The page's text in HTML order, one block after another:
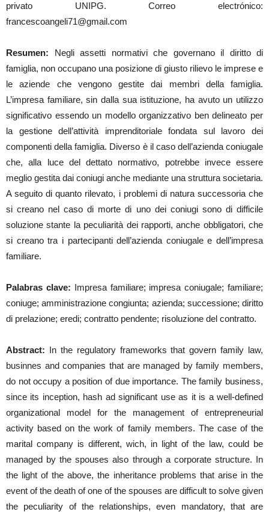
privato UNIPG. Correo electrónico:
francescoangeli71@gmail.com
Resumen: Negli assetti normativi che governano il diritto di
famiglia, non occupano una posizione di giusto rilievo le imprese e
le aziende che vengono gestite dai membri della famiglia.
L’impresa familiare, sin dalla sua istituzione, ha avuto un utilizzo
significativo essendo un modello organizzativo ben delineato per
la gestione dell’attività imprenditoriale fondata sul lavoro dei
componenti della famiglia. Diverso è il caso dell’azienda coniugale
che, alla luce del dettato normativo, potrebbe invece essere
meglio gestita dai coniugi anche mediante una struttura societaria.
A seguito di quanto rilevato, i problemi di natura successoria che
si creano nel caso di morte di uno dei coniugi sono di difficile
soluzione stante la peculiarità dei rapporti, anche obbligatori, che
si creano tra i partecipanti dell’azienda coniugale e dell’impresa
familiare.
Palabras clave: Impresa familiare; impresa coniugale; familiare;
coniuge; amministrazione congiunta; azienda; successione; diritto
di prelazione; eredi; contratto pendente; risoluzione del contratto.
Abstract: In the regulatory frameworks that govern family law,
businnes and companies that are managed by family members,
do not occupy a position of due importance. The family business,
since its inception, hash ad significant use as it is a well-defined
organizational model for the management of entrepreneurial
activity based on the work of family members. The case of the
marital company is different, wich, in light of the law, could be
managed by the spouses also through a corporate structure. In
the light of the above, the inheritance problems that arise in the
event of the death of one of the spouses are difficult to solve given
the peculiarity of the relationships, even mandatory, that are